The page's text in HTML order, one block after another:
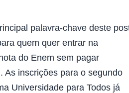
palavra-chave deste
quem quer entrar na
do Enem sem pagar
As inscrições para o segundo
Universidade para Todos já